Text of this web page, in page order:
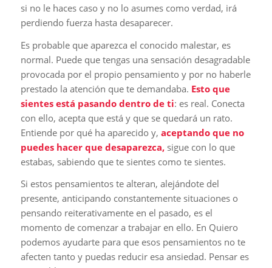
si no le haces caso y no lo asumes como verdad, irá
perdiendo fuerza hasta desaparecer.
Es probable que aparezca el conocido malestar, es
normal. Puede que tengas una sensación desagradable
provocada por el propio pensamiento y por no haberle
prestado la atención que te demandaba. Esto que
sientes está pasando dentro de ti: es real. Conecta
con ello, acepta que está y que se quedará un rato.
Entiende por qué ha aparecido y, aceptando que no
puedes hacer que desaparezca,sigue con lo que
estabas, sabiendo que te sientes como te sientes.
Si estos pensamientos te alteran, alejándote del
presente, anticipando constantemente situaciones o
pensando reiterativamente en el pasado, es el
momento de comenzar a trabajar en ello. En Quiero
podemos ayudarte para que esos pensamientos no te
afecten tanto y puedas reducir esa ansiedad. Pensar es